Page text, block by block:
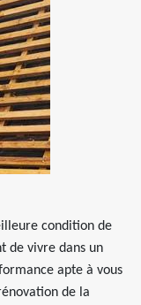
condition de
de vivre dans un
apte à vous
de la